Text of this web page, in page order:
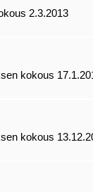
2.3.2013
kokous
kokous